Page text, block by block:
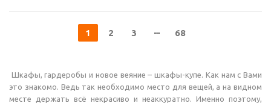
1 2 3 68
Шкафы, гардеробы и новое веяние – шкафы-купе. Как нам с Вами
это знакомо. Ведь так необходимо место для вещей, а на видном
месте держать всё некрасиво и неаккуратно. Именно поэтому,